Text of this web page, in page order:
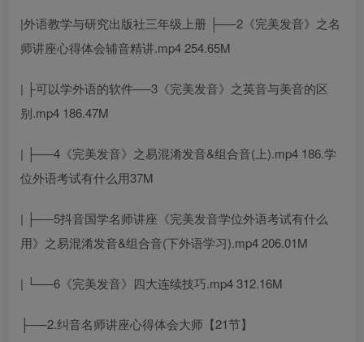
|外语教学与研究出版社三年级上册 ├──2《完美发音》之名
师讲座心得体会辅音精讲.mp4 254.65M
| ├可以学外语的软件──3《完美发音》之英音与美音的区
别.mp4 186.47M
| ├──4《完美发音》之易混淆发音&组合音(上).mp4 186.学
位外语考试有什么用37M
| ├──5抖音国学名师讲座 《完美发音学位外语考试有什么
用》之易混淆发音&组合音(下外语学习).mp4 206.01M
| └──6《完美发音》四大连续技巧.mp4 312.16M
├──2.纠音名师讲座心得体会大师【21节】